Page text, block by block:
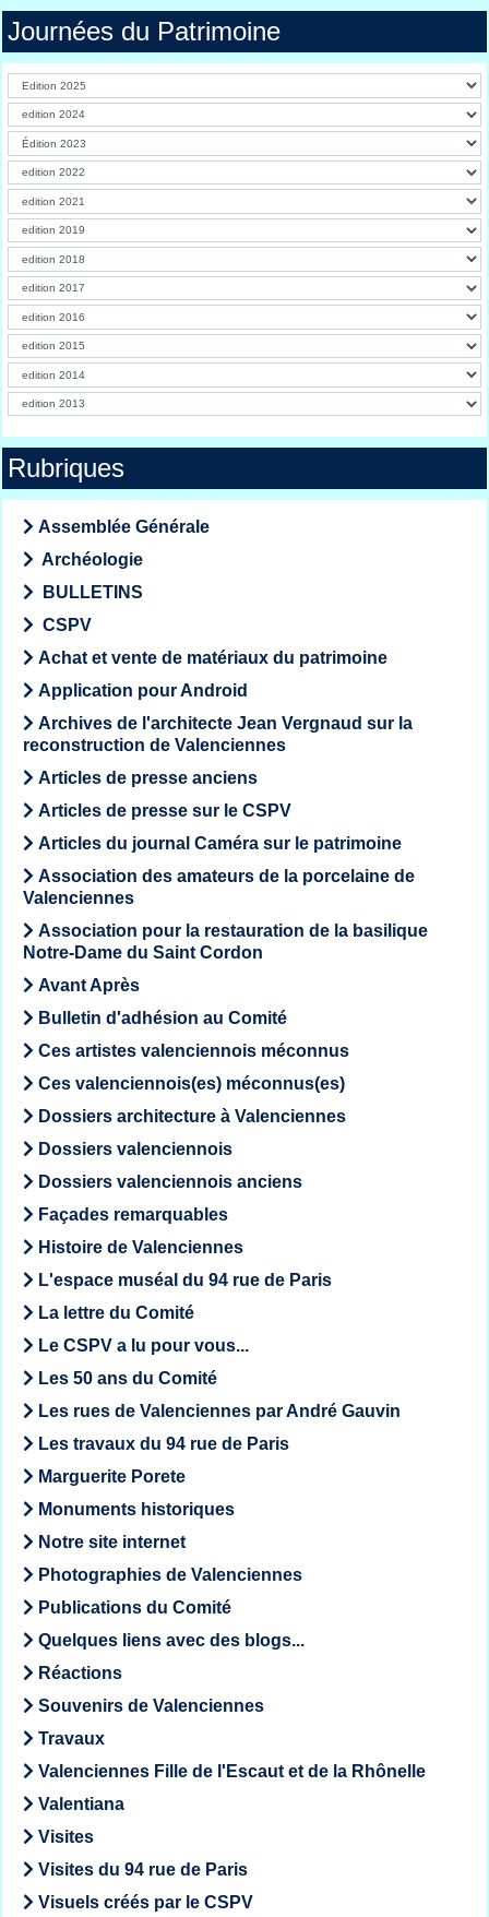
Journées du Patrimoine
Rubriques
Assemblée Générale
Archéologie
BULLETINS
CSPV
Achat et vente de matériaux du patrimoine
Application pour Android
Archives de l'architecte Jean Vergnaud sur la
reconstruction de Valenciennes
Articles de presse anciens
Articles de presse sur le CSPV
Articles du journal Caméra sur le patrimoine
Association des amateurs de la porcelaine de
Valenciennes
Association pour la restauration de la basilique
Notre-Dame du Saint Cordon
Avant Après
Bulletin d'adhésion au Comité
Ces artistes valenciennois méconnus
Ces valenciennois(es) méconnus(es)
Dossiers architecture à Valenciennes
Dossiers valenciennois
Dossiers valenciennois anciens
Façades remarquables
Histoire de Valenciennes
L'espace muséal du 94 rue de Paris
La lettre du Comité
Le CSPV a lu pour vous...
Les 50 ans du Comité
Les rues de Valenciennes par André Gauvin
Les travaux du 94 rue de Paris
Marguerite Porete
Monuments historiques
Notre site internet
Photographies de Valenciennes
Publications du Comité
Quelques liens avec des blogs...
Réactions
Souvenirs de Valenciennes
Travaux
Valenciennes Fille de l'Escaut et de la Rhônelle
Valentiana
Visites
Visites du 94 rue de Paris
Visuels créés par le CSPV